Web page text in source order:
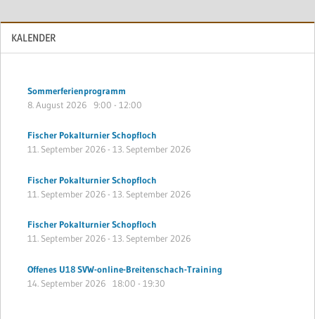
KALENDER
Sommerferienprogramm
8. August 2026 9:00 - 12:00
Fischer Pokalturnier Schopfloch
11. September 2026- 13. September 2026
Fischer Pokalturnier Schopfloch
11. September 2026- 13. September 2026
Fischer Pokalturnier Schopfloch
11. September 2026- 13. September 2026
Offenes U18 SVW-online-Breitenschach-Training
14. September 2026 18:00 - 19:30